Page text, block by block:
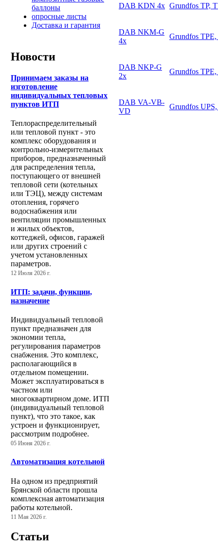
баллоны
опросные листы
Доставка и гарантия
Новости
Принимаем заказы на
изготовление
индивидуальных тепловых
пунктов ИТП
Теплораспределительный
или тепловой пункт - это
комплекс оборудования и
контрольно-измерительных
приборов, предназначенный
для распределения тепла,
поступающего от внешней
тепловой сети (котельных
или ТЭЦ), между системам
отопления, горячего
водоснабжения или
вентиляции промышленных
и жилых объектов,
коттеджей, офисов, гаражей
или других строений с
учетом установленных
параметров.
12 Июля 2026 г.
ИТП: задачи, функции,
назначение
Индивидуальный тепловой
пункт предназначен для
экономии тепла,
регулирования параметров
снабжения. Это комплекс,
располагающийся в
отдельном помещении.
Может эксплуатироваться в
частном или
многоквартирном доме. ИТП
(индивидуальный тепловой
пункт), что это такое, как
устроен и функционирует,
рассмотрим подробнее.
05 Июня 2026 г.
Автоматизация котельной
На одном из предприятий
Брянской области прошла
комплексная автоматизация
работы котельной.
11 Мая 2026 г.
Статьи
DAB KDN 4х Grundfos TP,
DAB NKM-G
4х
Grundfos
DAB NKP-G
2х
Grundfos
DAB VA-VB-
VD
Grundfos